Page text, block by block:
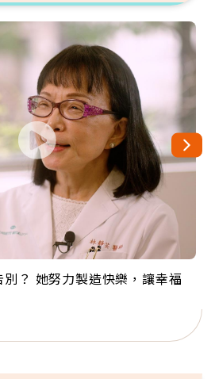
？ 她努力製造快樂，讓幸福
為台灣奉獻36年 「台灣是我
語！」
回台灣找快樂！「蛋黃哥小
上萬爺奶：退休後才開始真
錄 成為全球最年長羽球選
來是「這個」
…黑手阿伯拉小提琴還登上小